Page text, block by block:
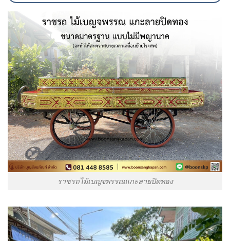
ราชรถไม้เบญจพรรณแกะลายปิดทอง